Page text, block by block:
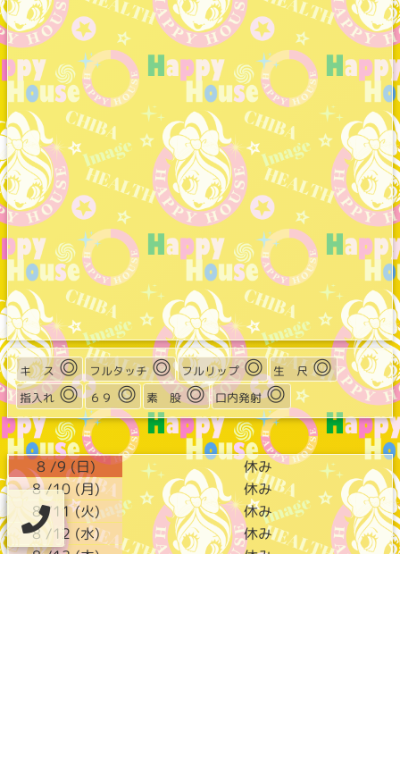
キ ス ◎ フルタッチ◎ フルリップ ◎ 生 尺◎
指入れ ◎ ６９ ◎ 素 股◎ 口内発射◎
8 /9 (日)
8 /10 (月)
8 /11 (火)
8 /12 (水)
8 /13 (木)
休み
休み
休み
休み
休み